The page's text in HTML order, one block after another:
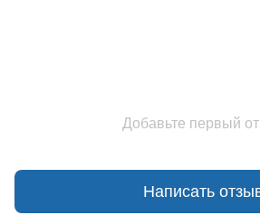
Добавьте первый
Написать